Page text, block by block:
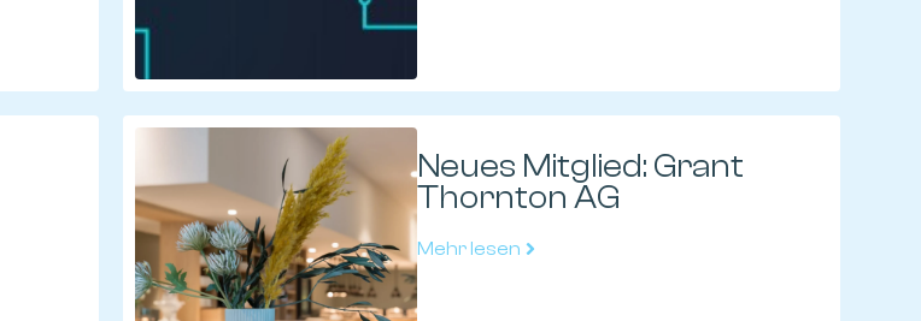
Neues Mitglied: Grant
Thornton AG
Mehr lesen